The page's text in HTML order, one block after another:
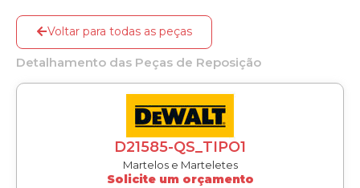
Voltar para todas as peças
Detalhamento das Peças de Reposição
D21585-QS_TIPO1
Martelos e Marteletes
Solicite um orçamento